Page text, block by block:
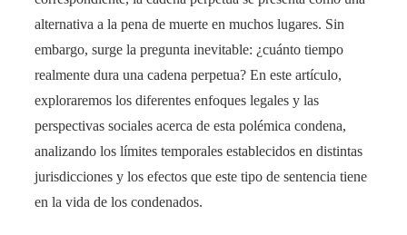
alternativa a la pena de muerte en muchos lugares. Sin
embargo, surge la pregunta inevitable: ¿cuánto tiempo
realmente dura una cadena perpetua? En este artículo,
exploraremos los diferentes enfoques legales y las
perspectivas sociales acerca de esta polémica condena,
analizando los límites temporales establecidos en distintas
jurisdicciones y los efectos que este tipo de sentencia tiene
en la vida de los condenados.